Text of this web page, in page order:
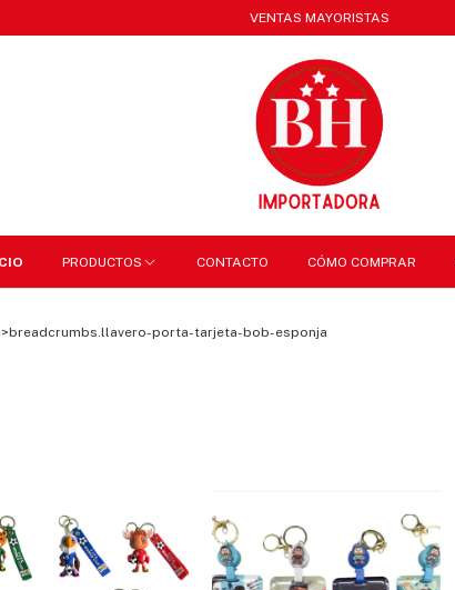
VENTAS MAYORISTAS
PRODUCTOS CONTACTO CÓMO COMPRAR
>breadcrumbs.llavero-porta-tarjeta-bob-esponja